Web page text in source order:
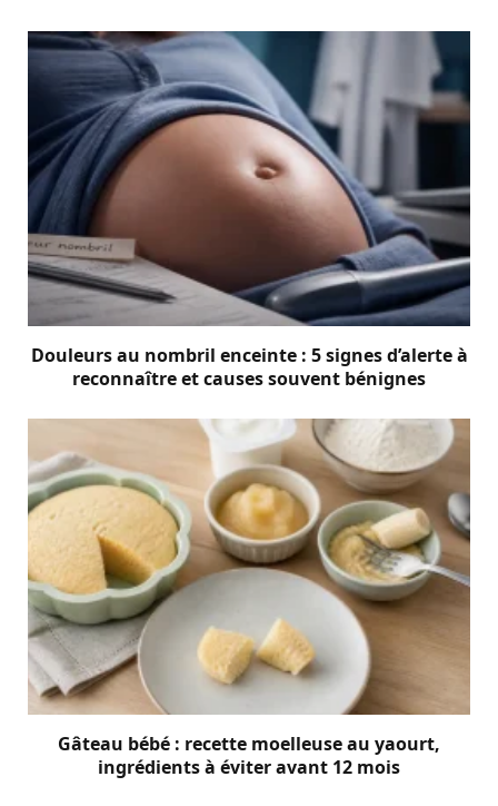
Douleurs au nombril enceinte : 5 signes d’alerte à
reconnaître et causes souvent bénignes
Gâteau bébé : recette moelleuse au yaourt,
ingrédients à éviter avant 12 mois